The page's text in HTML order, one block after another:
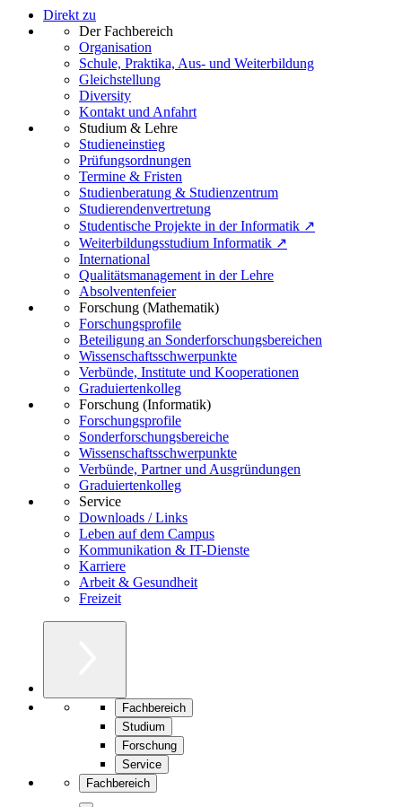
Direkt zu
Der Fachbereich
Organisation
Schule, Praktika, Aus- und Weiterbildung
Gleichstellung
Diversity
Kontakt und Anfahrt
Studium & Lehre
Studieneinstieg
Prüfungsordnungen
Termine & Fristen
Studienberatung & Studienzentrum
Studierendenvertretung
Studentische Projekte in der Informatik ↗
Weiterbildungsstudium Informatik ↗
International
Qualitätsmanagement in der Lehre
Absolventenfeier
Forschung (Mathematik)
Forschungsprofile
Beteiligung an Sonderforschungsbereichen
Wissenschaftsschwerpunkte
Verbünde, Institute und Kooperationen
Graduiertenkolleg
Forschung (Informatik)
Forschungsprofile
Sonderforschungsbereiche
Wissenschaftsschwerpunkte
Verbünde, Partner und Ausgründungen
Graduiertenkolleg
Service
Downloads / Links
Leben auf dem Campus
Kommunikation & IT-Dienste
Karriere
Arbeit & Gesundheit
Freizeit
Fachbereich
Studium
Forschung
Service
Fachbereich